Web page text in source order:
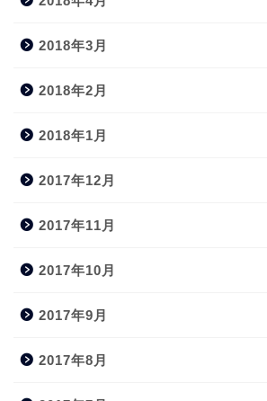
2018年3月
2018年2月
2018年1月
2017年12月
2017年11月
2017年10月
2017年9月
2017年8月